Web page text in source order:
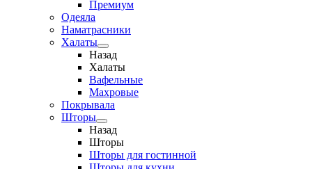
Премиум
Одеяла
Наматрасники
Халаты
Назад
Халаты
Вафельные
Махровые
Покрывала
Шторы
Назад
Шторы
Шторы для гостинной